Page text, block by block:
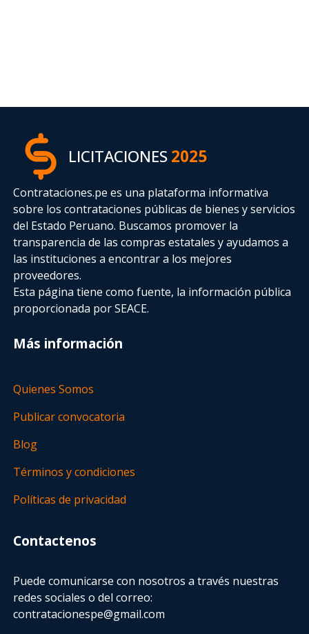
LICITACIONES2025
Contrataciones.pe es una plataforma informativa
sobre los contrataciones públicas de bienes y servicios
del Estado Peruano. Buscamos promover la
transparencia de las compras estatalesy ayudamos a
las instituciones a encontrar a los mejores
proveedores.
Esta página tiene como fuente, la información pública
proporcionada por SEACE.
Más información
Quienes Somos
Publicar convocatoria
Blog
Términos y condiciones
Políticas de privacidad
Contactenos
Puede comunicarse con nosotros a través nuestras
redes sociales o del correo:
contratacionespe@gmail.com